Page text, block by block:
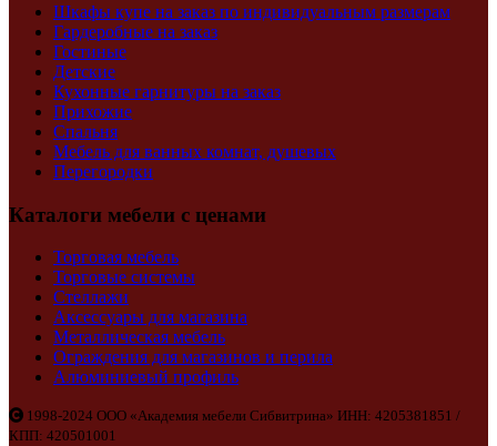
Шкафы купе на заказ по индивидуальным размерам
Гардеробные на заказ
Гостиные
Детские
Кухонные гарнитуры на заказ
Прихожие
Спальня
Мебель для ванных комнат, душевых
Перегородки
Каталоги мебели с ценами
Торговая мебель
Торговые системы
Стеллажи
Аксессуары для магазина
Металлическая мебель
Ограждения для магазинов и перила
Алюминиевый профиль
1998-2024 ООО «Академия мебели Сибвитрина» ИНН: 4205381851 /
КПП: 420501001